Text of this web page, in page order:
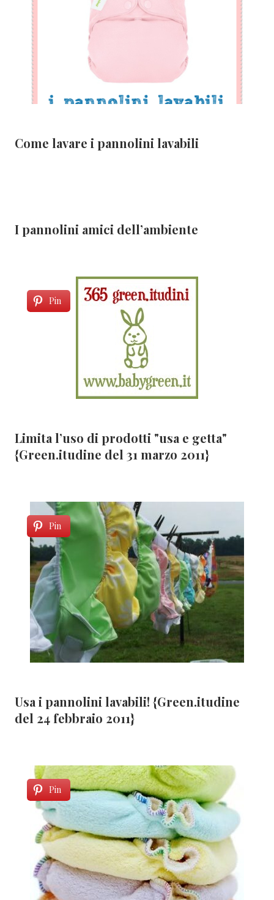
Come lavare i pannolini lavabili
I pannolini amici dell’ambiente
Pin
Limita l’uso di prodotti "usa e getta"
{Green.itudine del 31 marzo 2011}
Pin
Usa i pannolini lavabili! {Green.itudine
del 24 febbraio 2011}
Pin